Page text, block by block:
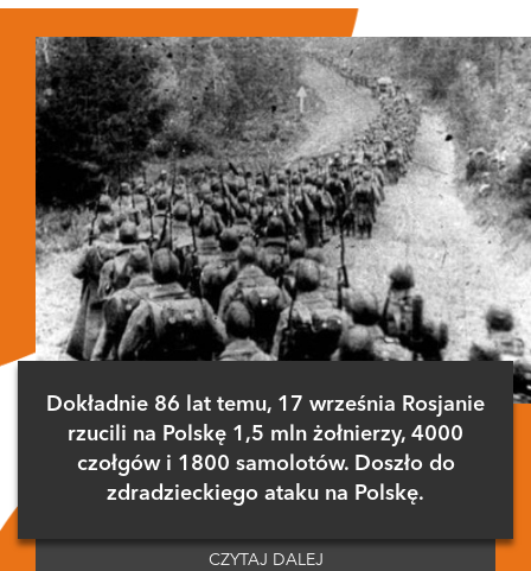
Dokładnie 86 lat temu, 17 września Rosjanie
rzucili na Polskę 1,5 mln żołnierzy, 4000
czołgów i 1800 samolotów. Doszło do
zdradzieckiego ataku na Polskę.
CZYTAJ DALEJ